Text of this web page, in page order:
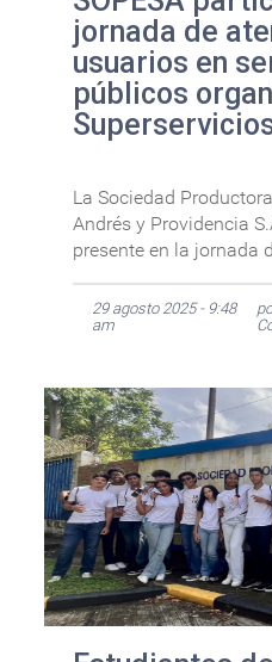
jornada de
usuarios en
públicos
La Sociedad
Andrés y Providencia
presente en la jornada
29 agosto 2025 - 9:48
am